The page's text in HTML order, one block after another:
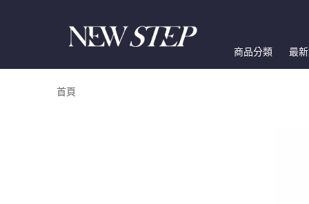
商品分類 最
首頁